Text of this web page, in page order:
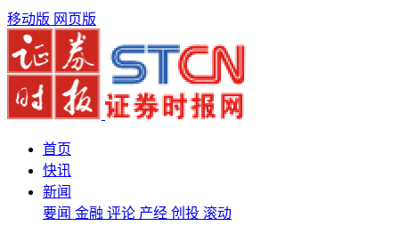
移动版 网页版
首页
快讯
新闻
要闻 金融 评论 产经 创投 滚动